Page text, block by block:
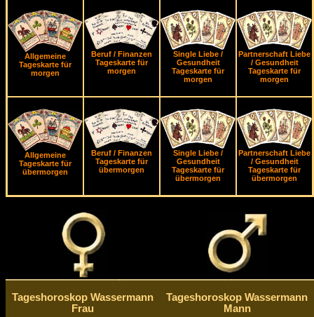
Allgemeine
Tageskarte für
morgen
Beruf / Finanzen
Tageskarte für
morgen
Single Liebe /
Gesundheit
Tageskarte für
morgen
Partnerschaft Liebe
/ Gesundheit
Tageskarte für
morgen
Allgemeine
Tageskarte für
übermorgen
Beruf / Finanzen
Tageskarte für
übermorgen
Single Liebe /
Gesundheit
Tageskarte für
übermorgen
Partnerschaft Liebe
/ Gesundheit
Tageskarte für
übermorgen
Tageshoroskop Wassermann
Frau
Tageshoroskop Wassermann
Mann